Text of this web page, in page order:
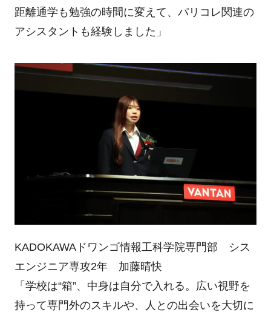
距離通学も勉強の時間に変えて、パリコレ関連の
アシスタントも経験しました」
KADOKAWAドワンゴ情報工科学院専門部 シス
エンジニア専攻2年 加藤晴快
「学校は“箱”、中身は自分で入れる。広い視野を
持って専門外のスキルや、人との出会いを大切に